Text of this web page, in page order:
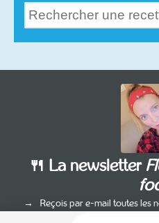
🍴 La newsletter
Reçois par e-mail toutes les